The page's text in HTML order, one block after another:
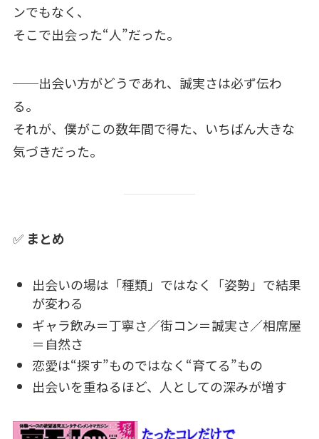
ンでもなく、
そこで出会った“人”だった。
──出会い方がどうであれ、誠実さは必ず伝わ
る。
それが、僕がこの数年間で得た、いちばん大きな
気づきだった。
✅ まとめ
出会いの場は「種類」ではなく「姿勢」で結果
が変わる
ギャラ飲み＝丁寧さ／街コン＝誠実さ／相席屋
＝自然さ
恋愛は“探す”ものではなく“育てる”もの
出会いを重ねるほど、人としての深みが増す